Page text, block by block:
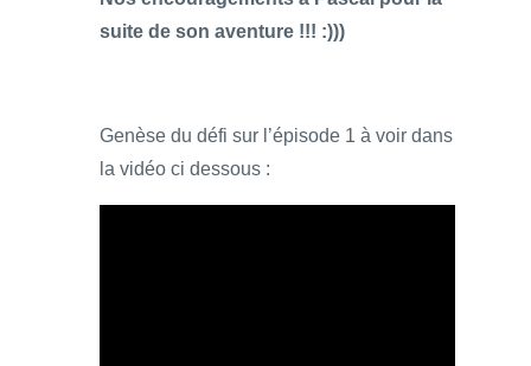
suite de son aventure !!! :)))
Genèse du défi sur l’épisode 1 à voir dans
la vidéo ci dessous :